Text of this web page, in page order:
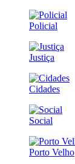
Policial
Justiça
Cidades
Social
Porto Velho